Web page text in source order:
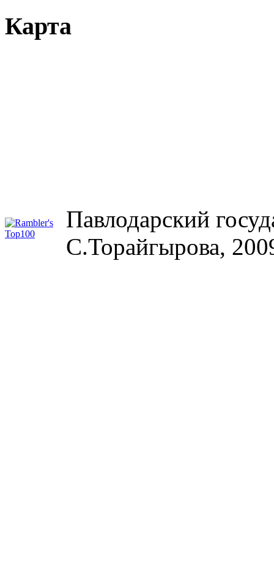
Карта
Павлодарский
С.Торайгырова,